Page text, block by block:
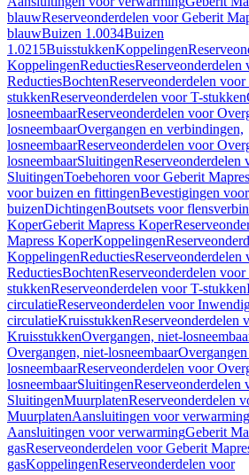
blauwReserveonderdelen voor Geberit
blauwBuizen 1.0034Buizen
1.0215BuisstukkenKoppelingen
KoppelingenReductiesReserveonderdelen
ReductiesBochtenReserveonderdelen
stukkenReserveonderdelen voor T-stukken
losneembaarReserveonderdelen voor
losneembaarOvergangen en verbindingen,
losneembaarReserveonderdelen voor
losneembaarSluitingenReserveonderdelen
SluitingenToebehoren voor Geberit
voor buizen en fittingenBevestigingen voor
buizenDichtingenBoutsets voor
KoperGeberit Mapress Koper
Mapress KoperKoppelingen
KoppelingenReductiesReserveonderdelen
ReductiesBochtenReserveonderdelen
stukkenReserveonderdelen voor T-stukken
circulatieReserveonderdelen voor
circulatieKruisstukkenReserveonderdelen
KruisstukkenOvergangen, niet-
Overgangen, niet-losneembaar
losneembaarReserveonderdelen voor
losneembaarSluitingenReserveonderdelen
SluitingenMuurplatenReserveonderdelen
MuurplatenAansluitingen voor verwarming
Aansluitingen voor verwarmingGeberit
gasReserveonderdelen voor Geberit
gasKoppelingenReserveonderdelen voor